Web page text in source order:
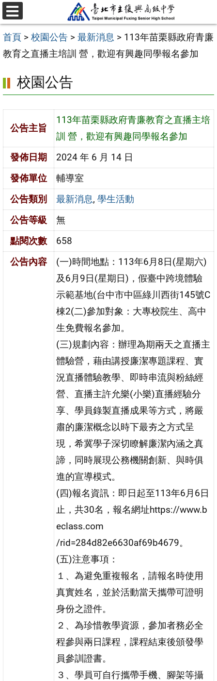
跳
至
主
要
容
區
選
單
首頁 > 校園公告 > 最新消息 > 113年苗栗縣政府青廉
教育之直播主培訓 營，歡迎有興趣同學報名參加
校園公告
公告主旨
113年苗栗縣政府青廉教育之直播主培
訓 營，歡迎有興趣同學報名參加
發佈日期
2024 年 6 月 14 日
發佈單位
輔導室
公告類別
最新消息,學生活動
公告等級
無
點閱次數
658
公告內容
(一)時間地點：113年6月8日(星期六)
及6月9日(星期日)，假臺中跨境體驗
示範基地(台中市中區綠川西街145號C
棟2(二)參加對象：大專校院生、高中
生免費報名參加。
(三)規劃內容：辦理為期兩天之直播主
體驗營，藉由講授廉潔專題課程、實
況直播體驗教學、即時串流與粉絲經
營、直播主許允樂(小樂)直播經驗分
享、學員錄製直播成果等方式，將嚴
肅的廉潔概念以時下最夯之方式呈
現，希冀學子深切瞭解廉潔內涵之真
諦，同時展現公務機關創新、與時俱
進的宣導模式。
(四)報名資訊：即日起至113年6月6日
止，共30名，報名網址https://www.b
eclass.com
/rid=284d82e6630af69b4679。
(五)注意事項：
１、為避免重複報名，請報名時使用
真實姓名，並於活動當天攜帶可證明
身份之證件。
２、為珍惜教學資源，參加者務必全
程參與兩日課程，課程結束後頒發學
員參訓證書。
３、學員可自行攜帶手機、腳架等攝